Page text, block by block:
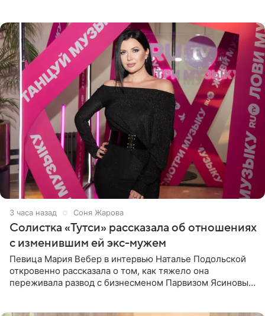
3 часа назад Соня Жарова
Солистка «Тутси» рассказала об отношениях
с изменившим ей экс-мужем
Певица Мария Вебер в интервью Наталье Подольской
откровенно рассказала о том, как тяжело она
переживала развод с бизнесменом Парвизом Ясиновым.